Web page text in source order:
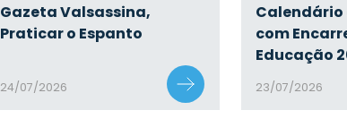
Gazeta Valsassina,
Praticar o Espanto
24/07/2026
Calendário
com
Educação
23/07/2026